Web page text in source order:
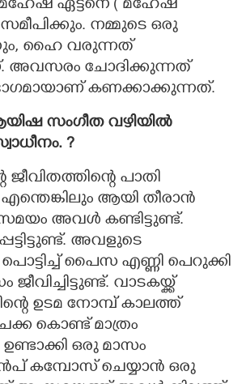
ഏട്ടനെ ( മഹേഷ്
നമ്മുടെ ഒരു
ഹൈ വരുന്നത്
അവസരം ചോദിക്കുന്നത്
കണക്കാക്കുന്നത്.
സംഗീത വഴിയിൽ
?
പാതി
ആയി തീരാൻ
അവൾ കണ്ടിട്ടുണ്ട്.
അവളുടെ
പൊട്ടിച്ച് പൈസ എണ്ണി പെറുക്കി
വാടകയ്ക്ക്
ഉടമ നോമ്പ് കാലത്ത്
കൊണ്ട് മാത്രം
ഒരു മാസം
കമ്പോസ് ചെയ്യാൻ ഒരു